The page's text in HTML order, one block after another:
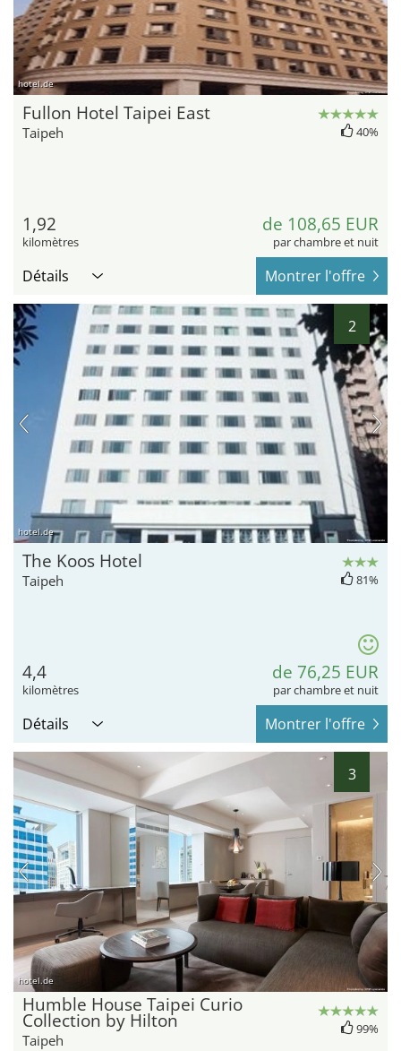
hotel.de
Fullon Hotel Taipei East
Taipeh 40%
1,92
kilomètres
de 108,65 EUR
par chambre et nuit
Détails Montrer l'offre
2
hotel.de
The Koos Hotel
Taipeh 81%
4,4
kilomètres
de 76,25 EUR
par chambre et nuit
Détails Montrer l'offre
3
hotel.de
Humble House Taipei Curio
Collection by Hilton
Taipeh
99%